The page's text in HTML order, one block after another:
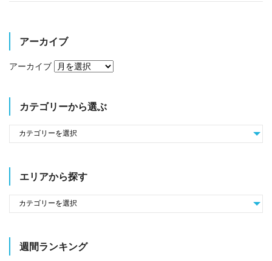
アーカイブ
アーカイブ
カテゴリーから選ぶ
エリアから探す
週間ランキング